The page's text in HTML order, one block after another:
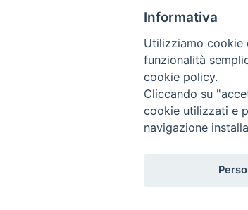
Copyright © 2019 - Tutti i diritti
Informativa
Utilizziamo cookie
funzionalità
cookie policy.
Cliccando su
cookie utilizzati e
navigazione